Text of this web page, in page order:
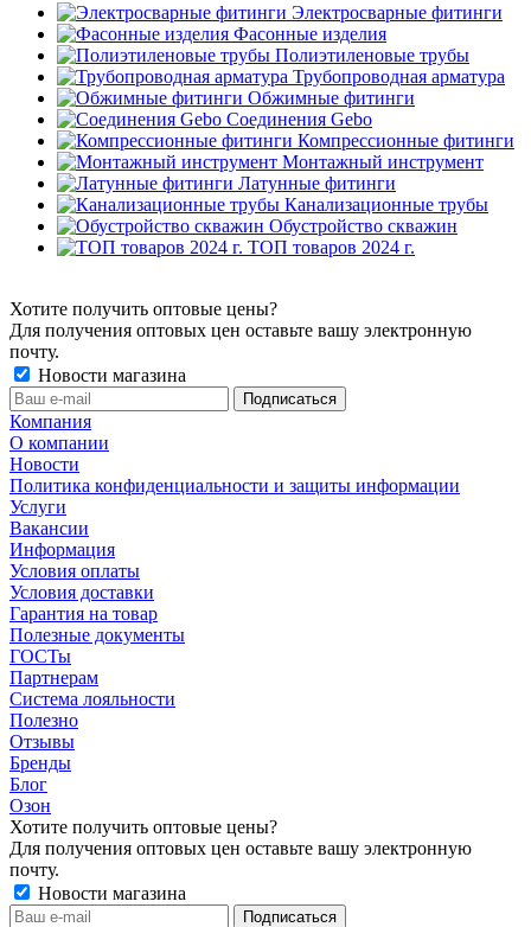
Электросварные фитинги
Фасонные изделия
Полиэтиленовые трубы
Трубопроводная арматура
Обжимные фитинги
Соединения Gebo
Компрессионные фитинги
Монтажный инструмент
Латунные фитинги
Канализационные трубы
Обустройство скважин
ТОП товаров 2024 г.
Хотите получить оптовые цены?
Для получения оптовых цен оставьте вашу электронную
почту.
Новости магазина
Компания
О компании
Новости
Политика конфиденциальности и защиты информации
Услуги
Вакансии
Информация
Условия оплаты
Условия доставки
Гарантия на товар
Полезные документы
ГОСТы
Партнерам
Система лояльности
Полезно
Отзывы
Бренды
Блог
Озон
Хотите получить оптовые цены?
Для получения оптовых цен оставьте вашу электронную
почту.
Новости магазина